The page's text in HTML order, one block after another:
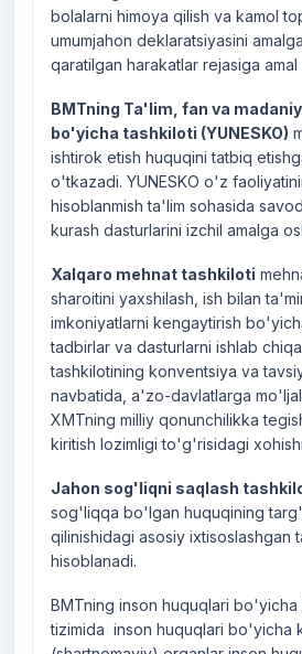
bolalarni himoya qilish va kamol
umumjahon deklaratsiyasini
qaratilgan harakatlar rejasiga amal
BMTning Ta'lim, fan va
bo'yicha tashkiloti (YUNESKO)
ishtirok etish huquqini tatbiq
o'tkazadi. YUNESKO o'z
hisoblanmish ta'lim sohasida
kurash dasturlarini izchil amalga
Xalqaro mehnat tashkiloti
sharoitini yaxshilash, ish bilan
imkoniyatlarni kengaytirish
tadbirlar va dasturlarni ishlab
tashkilotining konventsiya va
navbatida, a'zo-davlatlarga
XMTning milliy qonunchilikka
kiritish lozimligi to'g'risidagi
Jahon sog'liqni saqlash
sog'liqqa bo'lgan huquqining
qilinishidagi asosiy ixtisoslashgan
hisoblanadi.
BMTning inson huquqlari bo'yicha
tizimida inson huquqlari bo'yicha